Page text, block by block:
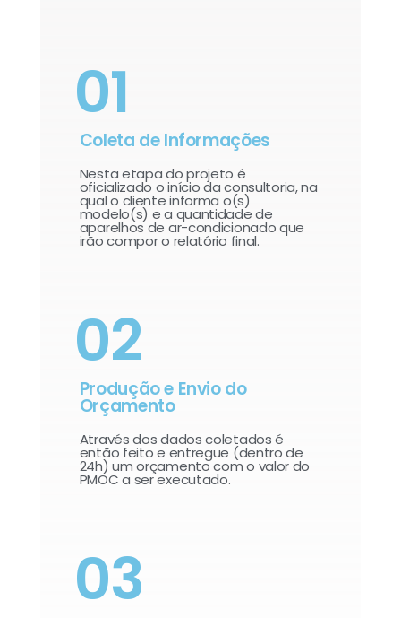
01
Coleta de Informações
Nesta etapa do projeto é
oficializado o início da consultoria, na
qual o cliente informa o(s)
modelo(s) e a quantidade de
aparelhos de ar-condicionado que
irão compor o relatório final.​
02
Produção e Envio do
Orçamento
Através dos dados coletados é
então feito e entregue (dentro de
24h) um orçamento com o valor do
PMOC a ser executado.
03